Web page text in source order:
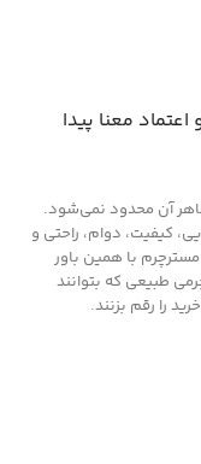
معنا پیدا
آن محدود نمی‌شود.
کیفیت، دوام، راحتی و
با همین باور
طبیعی که بتوانند
را رقم بزنند.